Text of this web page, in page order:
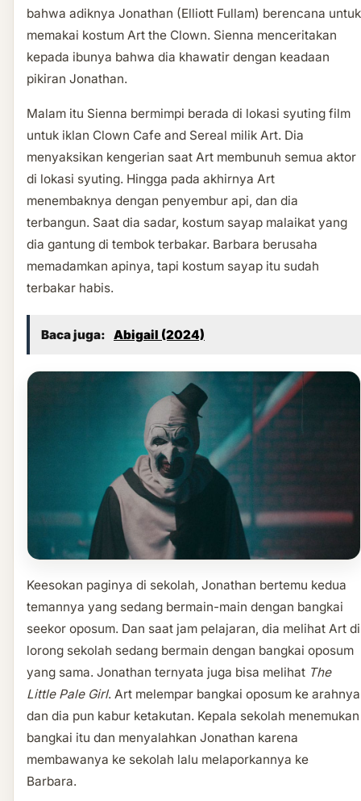
bahwa adiknya Jonathan (Elliott Fullam) berencana untuk
memakai kostum Art the Clown. Sienna menceritakan
kepada ibunya bahwa dia khawatir dengan keadaan
pikiran Jonathan.
Malam itu Sienna bermimpi berada di lokasi syuting film
untuk iklan Clown Cafe and Sereal milik Art. Dia
menyaksikan kengerian saat Art membunuh semua aktor
di lokasi syuting. Hingga pada akhirnya Art
menembaknya dengan penyembur api, dan dia
terbangun. Saat dia sadar, kostum sayap malaikat yang
dia gantung di tembok terbakar. Barbara berusaha
memadamkan apinya, tapi kostum sayap itu sudah
terbakar habis.
Baca juga: Abigail (2024)
Keesokan paginya di sekolah, Jonathan bertemu kedua
temannya yang sedang bermain-main dengan bangkai
seekor oposum. Dan saat jam pelajaran, dia melihat Art di
lorong sekolah sedang bermain dengan bangkai oposum
yang sama. Jonathan ternyata juga bisa melihat The
Little Pale Girl. Art melempar bangkai oposum ke arahnya
dan dia pun kabur ketakutan. Kepala sekolah menemukan
bangkai itu dan menyalahkan Jonathan karena
membawanya ke sekolah lalu melaporkannya ke
Barbara.